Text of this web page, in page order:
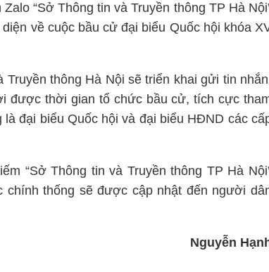
“Sở Thông tin và Truyền thông TP Hà
về cuộc bầu cử đại biểu Quốc hội khóa
thông Hà Nội sẽ triển khai gửi tin
được thời gian tổ chức bầu cử, tích cực
đại biểu Quốc hội và đại biểu HĐND các
“Sở Thông tin và Truyền thông TP Hà
chính thống sẽ được cập nhật đến người
Nguyễn